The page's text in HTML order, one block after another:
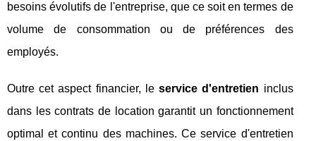
besoins évolutifs de l'entreprise, que ce soit en termes de
volume de consommation ou de préférences des
employés.
Outre cet aspect financier, leservice d'entretien inclus
dans les contrats de location garantit un fonctionnement
optimal et continu des machines. Ce service d'entretien